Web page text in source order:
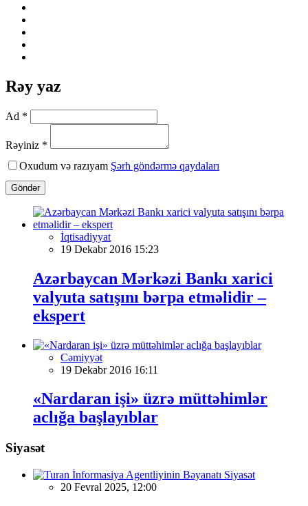
Rəy yaz
Ad *
Rəyiniz *
Oxudum və razıyam Şərh göndərmə qaydaları
Göndər
İqtisadiyyat
19 Dekabr 2016 15:23
Azərbaycan Mərkəzi Bankı xarici
valyuta satışını bərpa etməlidir –
ekspert
Cəmiyyət
19 Dekabr 2016 16:11
«Nardaran işi» üzrə müttəhimlər
aclığa başlayıblar
Siyasət
Siyasət
20 Fevral 2025, 12:00